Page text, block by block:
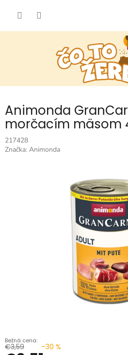
Animonda
morčacím mäsom
217428
Značka: Animonda
€3,59 –30 %